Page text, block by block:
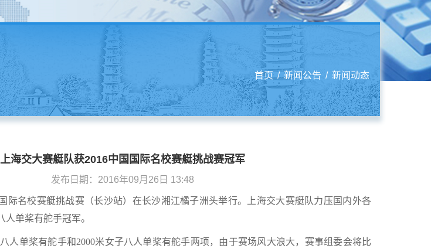
首页 / 新闻公告 / 新闻动态
上海交大赛艇队获2016中国国际名校赛艇挑战赛冠军
发布日期：2016年09月26日 13:48
国际名校赛艇挑战赛（长沙站）在长沙湘江橘子洲头举行。上海交大赛艇队力压国内外各
人单桨有舵手冠军。
人单桨有舵手和2000米女子八人单桨有舵手两项，由于赛场风大浪大，赛事组委会将比